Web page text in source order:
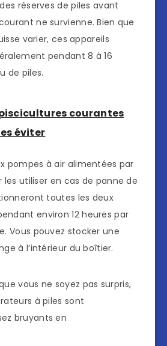
réserves de piles avant
ne survienne. Bien que
varier, ces appareils
pendant 8 à 16
de piles.
courantes
éviter
pompes à air alimentées par
utiliser en cas de panne de
toutes les deux
environ 12 heures par
Vous pouvez stocker une
à l’intérieur du boîtier.
vous ne soyez pas surpris,
à piles sont
bruyants en